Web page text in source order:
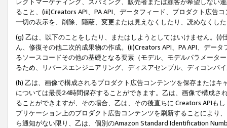
ること、(iii)Creators API、PA API、データフィード、プロダクト広告
一切の表示を、削除、隠蔽、変更または見えなくしたり、読めなくし
(g) 乙は、以下のことをしたり、またはしようとしてはいけません。
ん、修復その他二次的成果物の作成。(ii)Creators API、PA API、デー
るソースコードその他の基礎となる要素（モデル、モデルパラメータ
るため、リバースエンジニアリング、ディスアセンブル、ディコンパ
(h) 乙は、画像で構成されるプロダクト広告コンテンツを保存または
については最長24時間保存することができます。乙は、画像で構成
ることができますが、その場合、乙は、その後直ちに Creators APIも
プリケーション上のプロダクト広告コンテンツを刷新することにより
ら通知がない限り、乙は、個別のAmazon Standard Identification